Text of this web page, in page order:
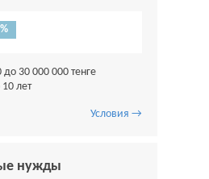
до 30 000 000 тенге
лет
Условия →
нужды